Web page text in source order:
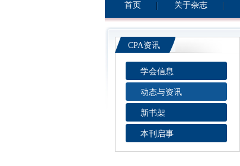
首页 关于杂志
CPA资讯
学会信息
动态与资讯
新书架
本刊启事